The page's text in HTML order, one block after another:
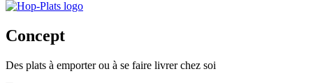
Concept
Des plats à emporter ou à se faire livrer chez soi